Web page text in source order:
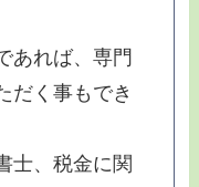
あれば、専門
だく事もでき
士、税金に関